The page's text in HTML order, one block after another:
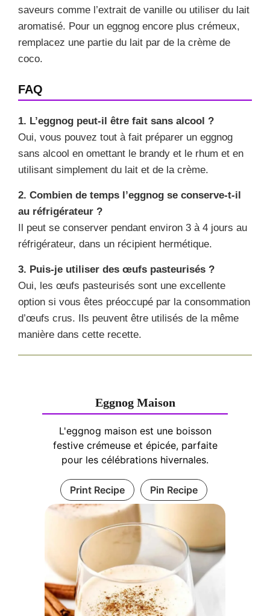
saveurs comme l’extrait de vanille ou utiliser du lait
aromatisé. Pour un eggnog encore plus crémeux,
remplacez une partie du lait par de la crème de
coco.
FAQ
1. L’eggnog peut-il être fait sans alcool ?
Oui, vous pouvez tout à fait préparer un eggnog
sans alcool en omettant le brandy et le rhum et en
utilisant simplement du lait et de la crème.
2. Combien de temps l’eggnog se conserve-t-il
au réfrigérateur ?
Il peut se conserver pendant environ 3 à 4 jours au
réfrigérateur, dans un récipient hermétique.
3. Puis-je utiliser des œufs pasteurisés ?
Oui, les œufs pasteurisés sont une excellente
option si vous êtes préoccupé par la consommation
d’œufs crus. Ils peuvent être utilisés de la même
manière dans cette recette.
Eggnog Maison
L'eggnog maison est une boisson
festive crémeuse et épicée, parfaite
pour les célébrations hivernales.
Print Recipe Pin Recipe